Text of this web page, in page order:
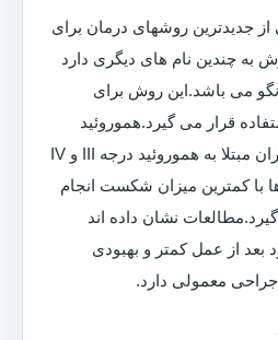
از جدیدترین روشهای درمان برای
به چندین نام های دیگری دارد
می باشد.این روش برای
قرار می گیرد.هموروئید
کتومی استاپلر،عمدتا در بیماران مبتلا به هموروئید درجه III و IV
با کمترین میزان شکست انجام
نشان داده اند
بعد از عمل کمتر و بهبودی
معمولی دارد.